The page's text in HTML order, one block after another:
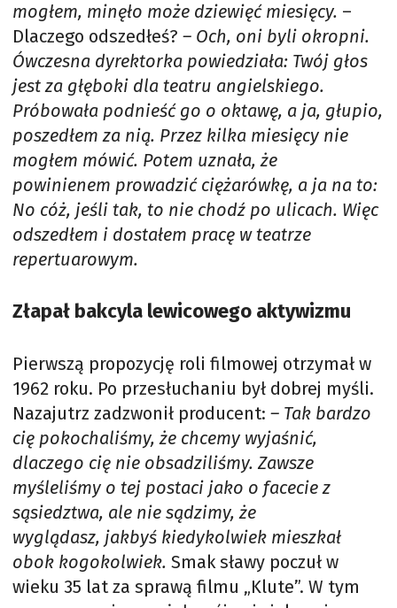
mogłem, minęło może dziewięć miesięcy. –
Dlaczego odszedłeś? – Och, oni byli okropni.
Ówczesna dyrektorka powiedziała: Twój głos
jest za głęboki dla teatru angielskiego.
Próbowała podnieść go o oktawę, a ja, głupio,
poszedłem za nią. Przez kilka miesięcy nie
mogłem mówić. Potem uznała, że
powinienem prowadzić ciężarówkę, a ja na to:
No cóż, jeśli tak, to nie chodź po ulicach. Więc
odszedłem i dostałem pracę w teatrze
repertuarowym.
Złapał bakcyla lewicowego aktywizmu
Pierwszą propozycję roli filmowej otrzymał w
1962 roku. Po przesłuchaniu był dobrej myśli.
Nazajutrz zadzwonił producent: – Tak bardzo
cię pokochaliśmy, że chcemy wyjaśnić,
dlaczego cię nie obsadziliśmy. Zawsze
myśleliśmy o tej postaci jako o facecie z
sąsiedztwa, ale nie sądzimy, że
wyglądasz, jakbyś kiedykolwiek mieszkał
obok kogokolwiek. Smak sławy poczuł w
wieku 35 lat za sprawą filmu „Klute”. W tym